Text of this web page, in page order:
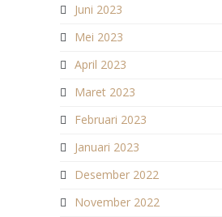
Juni 2023
Mei 2023
April 2023
Maret 2023
Februari 2023
Januari 2023
Desember 2022
November 2022